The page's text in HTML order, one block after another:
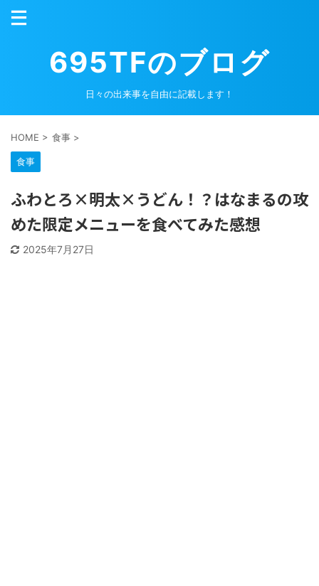
695TFのブログ
日々の出来事を自由に記載します！
HOME > 食事 >
食事
ふわとろ×明太×うどん！？はなまるの攻
めた限定メニューを食べてみた感想
2025年7月27日